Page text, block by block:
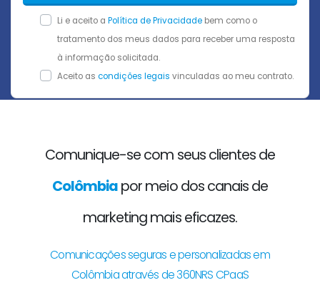
Li e aceito a Política de Privacidade bem como o
tratamento dos meus dados para receber uma resposta
à informação solicitada.
Aceito as condições legais vinculadas ao meu contrato.
Comunique-se com seus clientes de
Colômbiapor meio dos canais de
marketing mais eficazes.
Comunicações seguras e personalizadas em
Colômbia através de 360NRS CPaaS